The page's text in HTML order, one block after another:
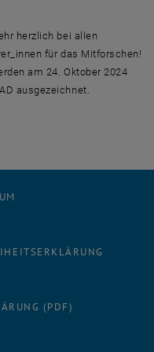
herzlich bei allen
für das Mitforschen!
am 24. Oktober 2024
externe URL in einem
ausgezeichnet.
(PDF)